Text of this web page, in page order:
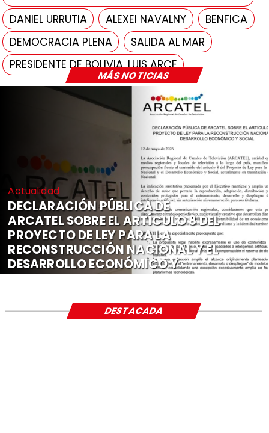
MÁS NOTICIAS
DANIEL URRUTIA
ALEXEI NAVALNY
BENFICA
DEMOCRACIA PLENA
SALIDA AL MAR
PRESIDENTE DE BOLIVIA, LUIS ARCE
Actualidad
DECLARACIÓN PÚBLICA DE
ARCATEL SOBRE EL ARTÍCULO 8 DEL
PROYECTO DE LEY PARA LA
RECONSTRUCCIÓN NACIONAL Y EL
DESARROLLO ECONÓMICO Y
SOCIAL
DESTACADA